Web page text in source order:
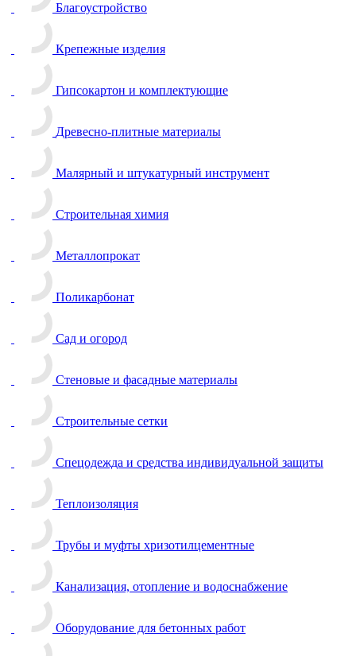
Благоустройство
Крепежные изделия
Гипсокартон и комплектующие
Древесно-плитные материалы
Малярный и штукатурный инструмент
Строительная химия
Металлопрокат
Поликарбонат
Сад и огород
Стеновые и фасадные материалы
Строительные сетки
Спецодежда и средства индивидуальной защиты
Теплоизоляция
Трубы и муфты хризотилцементные
Канализация, отопление и водоснабжение
Оборудование для бетонных работ